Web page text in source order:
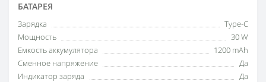
БАТАРЕЯ
Зарядка
Type-C
Мощность
30 W
Емкость аккумулятора
1200 mAh
Сменное напряжение
Да
Индикатор заряда
Да